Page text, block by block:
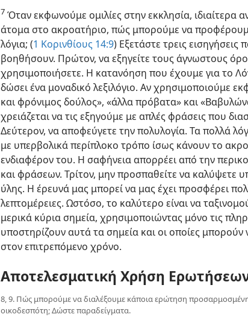
7 Όταν εκφωνούμε ομιλίες στην εκκλησία, ιδιαίτερα
άτομα στο ακροατήριο, πώς μπορούμε να
λόγια; (1 Κορινθίους 14:9) Εξετάστε τρεις εισηγήσεις
βοηθήσουν. Πρώτον, να εξηγείτε τους άγνωστους
χρησιμοποιήσετε. Η κατανόηση που έχουμε για το
δώσει ένα μοναδικό λεξιλόγιο. Αν χρησιμοποιούμε
και φρόνιμος δούλος», «άλλα πρόβατα» και
χρειάζεται να τις εξηγούμε με απλές φράσεις που
Δεύτερον, να αποφεύγετε την πολυλογία. Τα πολλά
με υπερβολικά περίπλοκο τρόπο ίσως κάνουν το
ενδιαφέρον του. Η σαφήνεια απορρέει από την
και φράσεων. Τρίτον, μην προσπαθείτε να καλύψετε
ύλης. Η έρευνά μας μπορεί να μας έχει προσφέρει
λεπτομέρειες. Ωστόσο, το καλύτερο είναι να
μερικά κύρια σημεία, χρησιμοποιώντας μόνο τις
υποστηρίζουν αυτά τα σημεία και οι οποίες
στον επιτρεπόμενο χρόνο.
Αποτελεσματική Χρήση
8, 9. Πώς μπορούμε να διαλέξουμε κάποια ερώτηση
οικοδεσπότη; Δώστε παραδείγματα.